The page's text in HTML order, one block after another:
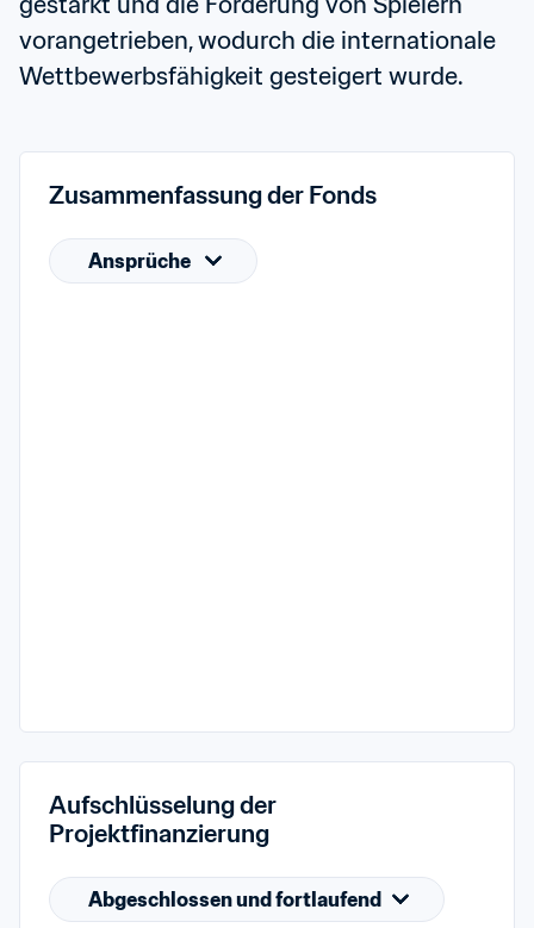
vorangetrieben, wodurch die internationale
Wettbewerbsfähigkeit gesteigert wurde.
Zusammenfassung der Fonds
Ansprüche
Aufschlüsselung der
Projektfinanzierung
Abgeschlossen und fortlaufend